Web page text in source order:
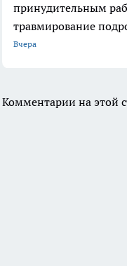
принудительным
травмирование
Вчера
Комментарии на этой